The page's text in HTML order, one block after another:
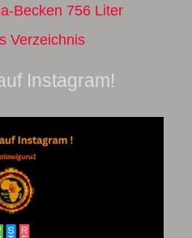
Becken 756 Liter
Verzeichnis
Instagram!